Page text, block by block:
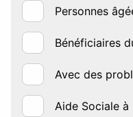
Personnes
Bénéficiaires
Avec des
Aide Sociale à